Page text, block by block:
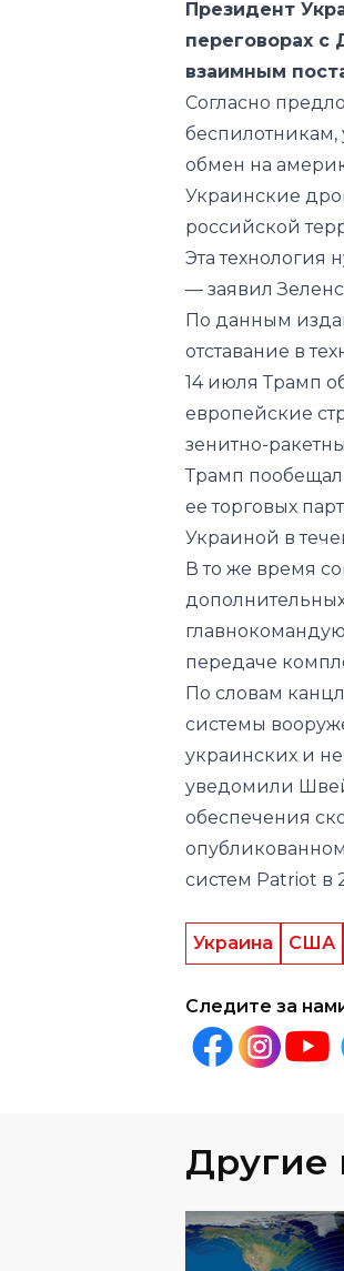
Согласно
беспилотникам,
обмен на
Украинские
российской
Эта технология
— заявил
По данным
отставание в
14 июля Трамп
европейские
зенитно-
Трамп
ее торговых
Украиной в
В то же время
передаче
По словам
системы
украинских и
уведомили
обеспечения
систем Patriot в
Украина США
Другие